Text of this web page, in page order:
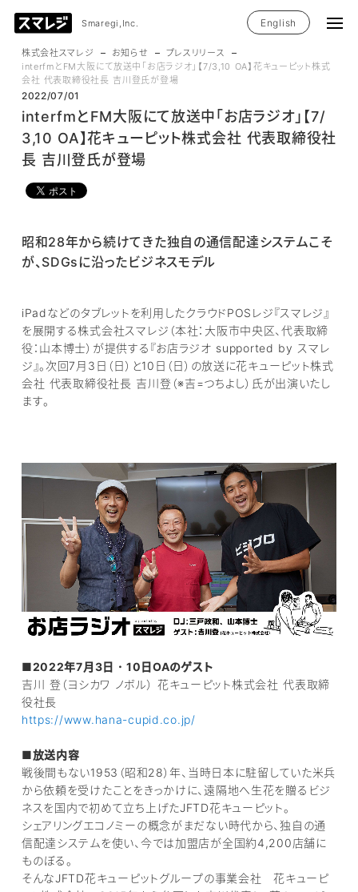
Smaregi,Inc. English
株式会社スマレジ お知らせ
プレスリリース
interfmとFM大阪にて放送中「お店ラジオ」【7/3,10 OA】花キューピット株式
会社 代表取締役社長 吉川登氏が登場
2022/07/01
interfmとFM大阪にて放送中「お店ラジオ」【7/
3,10 OA】花キューピット株式会社 代表取締役社
長 吉川登氏が登場
昭和28年から続けてきた独自の通信配達システムこそ
が、SDGsに沿ったビジネスモデル
iPadなどのタブレットを利用したクラウドPOSレジ『スマレジ』
を展開する株式会社スマレジ（本社：大阪市中央区、代表取締
役：山本博士）​​が提供する『お店ラジオ supported by スマレ
ジ』。次回7月3日（日）と10日（日）の放送に花キューピット株式
会社 代表取締役社長 吉川登（※吉=つちよし）氏が出演いたし
ます。
■2022年7月3日・10日OAのゲスト
吉川 登（ヨシカワ ノボル） 花キューピット株式会社 代表取締
役社長
https://www.hana-cupid.co.jp/
■放送内容
戦後間もない1953（昭和28）年、当時日本に駐留していた米兵
から依頼を受けたことをきっかけに、遠隔地へ生花を贈るビジ
ネスを国内で初めて立ち上げたJFTD花キューピット。
シェアリングエコノミーの概念がまだない時代から、独自の通
信配達システムを使い、今では加盟店が全国約4,200店舗に
ものぼる。
そんなJFTD花キューピットグループの事業会社 花キューピ